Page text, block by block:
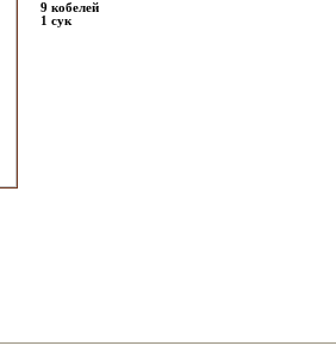
9 кобелей
1 сук